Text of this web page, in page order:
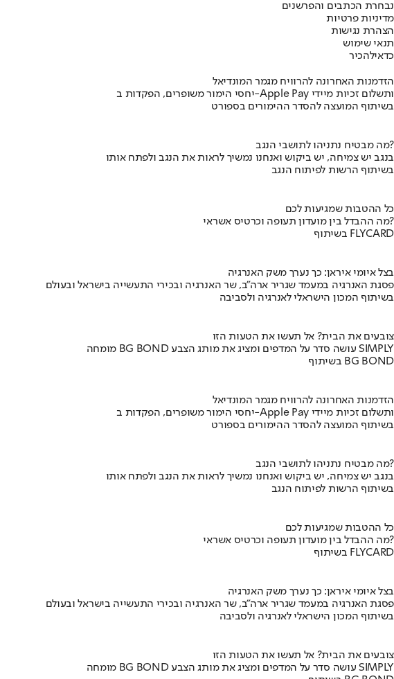
נבחרת הכתבים והפרשנים
מדיניות פרטיות
הצהרת נגישות
תנאי שימוש
כדאילהכיר
הזדמנות האחרונה להרוויח מגמר המונדיאל
יחסי הימור משופרים, הפקדות ב-Apple Pay ותשלום זכיות מיידי
בשיתוף המועצה להסדר ההימורים בספורט
מה מבטיח נתניהו לתושבי הנגב?
בנגב יש צמיחה, יש ביקוש ואנחנו נמשיך לראות את הנגב ולפתח אותו
בשיתוף הרשות לפיתוח הנגב
כל ההטבות שמגיעות לכם
מה ההבדל בין מועדון תעופה וכרטיס אשראי?
בשיתוף FLYCARD
בצל איומי איראן: כך נערך משק האנרגיה
פסגת האנרגיה במעמד שגריר ארה"ב, שר האנרגיה ובכירי התעשייה בישראל ובעולם
בשיתוף המכון הישראלי לאנרגיה ולסביבה
צובעים את הבית? אל תעשו את הטעות הזו
מומחה BG BOND עושה סדר על המדפים ומציג את מותג הצבע SIMPLY
בשיתוף BG BOND
הזדמנות האחרונה להרוויח מגמר המונדיאל
יחסי הימור משופרים, הפקדות ב-Apple Pay ותשלום זכיות מיידי
בשיתוף המועצה להסדר ההימורים בספורט
מה מבטיח נתניהו לתושבי הנגב?
בנגב יש צמיחה, יש ביקוש ואנחנו נמשיך לראות את הנגב ולפתח אותו
בשיתוף הרשות לפיתוח הנגב
כל ההטבות שמגיעות לכם
מה ההבדל בין מועדון תעופה וכרטיס אשראי?
בשיתוף FLYCARD
בצל איומי איראן: כך נערך משק האנרגיה
פסגת האנרגיה במעמד שגריר ארה"ב, שר האנרגיה ובכירי התעשייה בישראל ובעולם
בשיתוף המכון הישראלי לאנרגיה ולסביבה
צובעים את הבית? אל תעשו את הטעות הזו
מומחה BG BOND עושה סדר על המדפים ומציג את מותג הצבע SIMPLY